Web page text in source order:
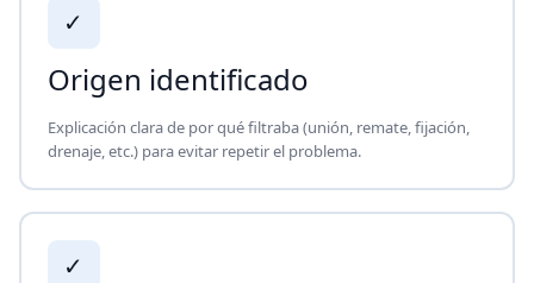
✓
Origen identificado
Explicación clara de por qué filtraba (unión, remate, fijación,
drenaje, etc.) para evitar repetir el problema.
✓